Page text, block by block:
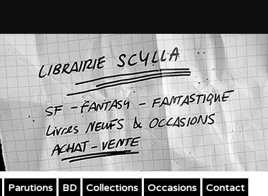
Parutions BD Collections Occasions Contact